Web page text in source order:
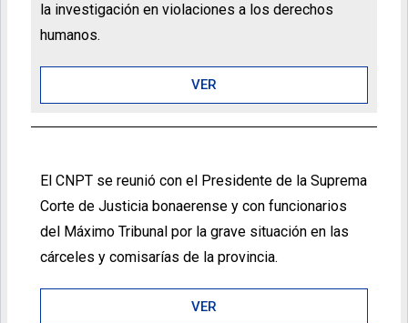
la investigación en violaciones a los derechos
humanos.
VER
El CNPT se reunió con el Presidente de la Suprema
Corte de Justicia bonaerense y con funcionarios
del Máximo Tribunal por la grave situación en las
cárceles y comisarías de la provincia.
VER